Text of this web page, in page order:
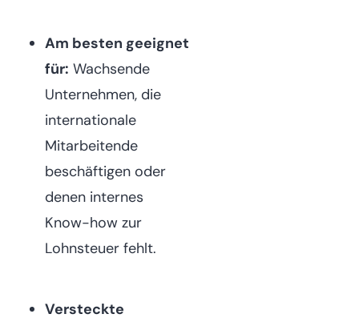
Am besten geeignet
für: Wachsende
Unternehmen, die
internationale
Mitarbeitende
beschäftigen oder
denen internes
Know-how zur
Lohnsteuer fehlt.
Versteckte